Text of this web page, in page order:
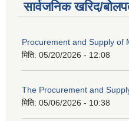
सार्वजनिक खरिद/
Procurement and Supply of
मिति: 05/20/2026 - 12:08
The Procurement and
मिति: 05/06/2026 - 10:38